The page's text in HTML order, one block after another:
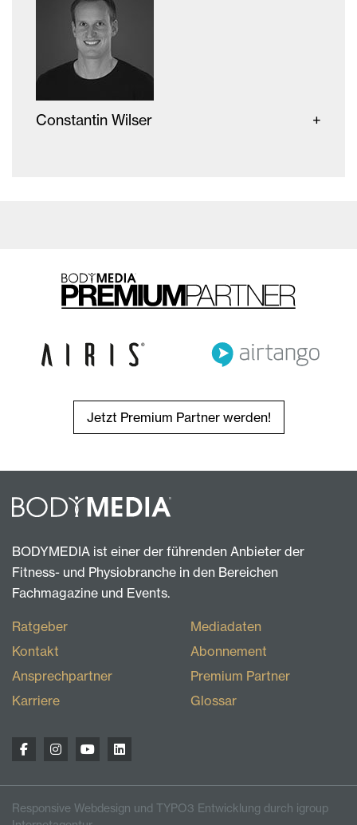
Constantin Wilser
Jetzt Premium Partner werden!
BODYMEDIA ist einer der führenden Anbieter der
Fitness- und Physiobranche in den Bereichen
Fachmagazine und Events.
Ratgeber
Kontakt
Ansprechpartner
Karriere
Mediadaten
Abonnement
Premium Partner
Glossar
Responsive Webdesign und TYPO3 Entwicklung durch igroup